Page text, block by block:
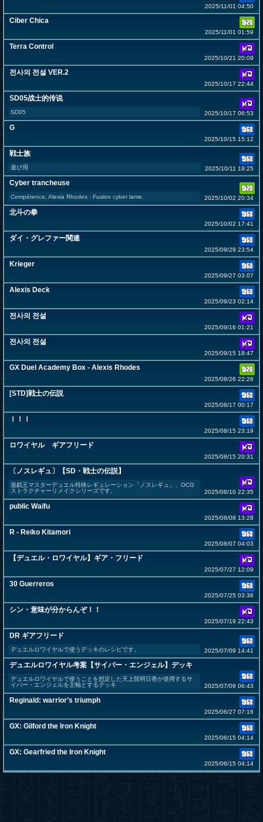
2025/11/01 04:50
Ciber Chica
2025/11/01 01:59
Terra Control
2025/10/21 20:09
전사의 전설 VER.2
2025/10/17 22:44
SD05战士的传说
SD05 2025/10/17 06:53
G
2025/10/15 15:12
戦士族
遊び用 2025/10/11 19:25
Cyber trancheuse
Compétence, Alexia Rhodes : Fusion cyber lame. 2025/10/02 20:34
北斗の拳
2025/10/02 17:41
ダイ・グレファー関連
2025/09/29 23:54
Krieger
2025/09/27 03:07
Alexis Deck
2025/09/23 02:14
전사의 전설
2025/09/16 01:21
전사의 전설
2025/09/15 18:47
GX Duel Academy Box - Alexis Rhodes
2025/08/26 22:26
[STD]戦士の伝説
2025/08/17 00:17
！！！
2025/08/15 23:19
ロワイヤル ギアフリード
2025/08/15 20:31
〔ノスレギュ〕【SD・戦士の伝説】
遊戯王マスターデュエル特殊レギュレーション「ノスレギュ」、OCG
ストラクチャーリメイクシリーズです。
2025/08/10 22:35
public Waifu
2025/08/08 13:28
R - Reiko Kitamori
2025/08/07 04:03
【デュエル・ロワイヤル】ギア・フリード
2025/07/27 12:09
30 Guerreros
2025/07/25 03:36
シン・意味が分からんぞ！！
2025/07/19 22:43
DR ギアフリード
デュエルロワイヤルで使うデッキのレシピです。 2025/07/09 14:41
デュエルロワイヤル考案【サイバー・エンジェル】デッキ
デュエルロワイヤルで使うことを想定した天上院明日香が使用するサ
イバー・エンジェルを主軸とするデッキ
2025/07/09 06:43
Reginald: warrior’s triumph
2025/06/27 07:16
GX: Gilford the Iron Knight
2025/06/15 04:14
GX: Gearfried the Iron Knight
2025/06/15 04:14